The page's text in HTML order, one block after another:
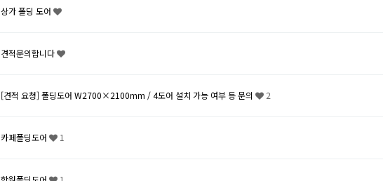
상가 폴딩 도어
견적문의합니다
[견적 요청] 폴딩도어 W2700×2100mm / 4도어 설치 가능 여부 등 문의 2
카페폴딩도어 1